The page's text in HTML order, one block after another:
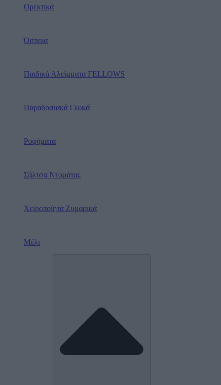
Ορεκτικά
Όσπρια
Παιδικά Αλείμματα FELLOWS
Παραδοσιακά Γλυκά
Ροφήματα
Σάλτσα Ντομάτας
Χειροποίητα Ζυμαρικά
Μέλι